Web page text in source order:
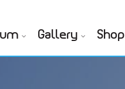
Gallery Shop